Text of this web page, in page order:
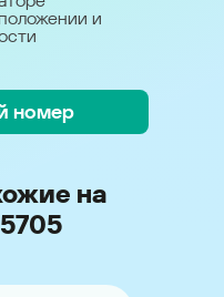
и
номер
на